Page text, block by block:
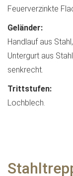
Feuerverzinkte
Geländer:
Handlauf aus
Untergurt aus
senkrecht.
Trittstufen:
Lochblech.